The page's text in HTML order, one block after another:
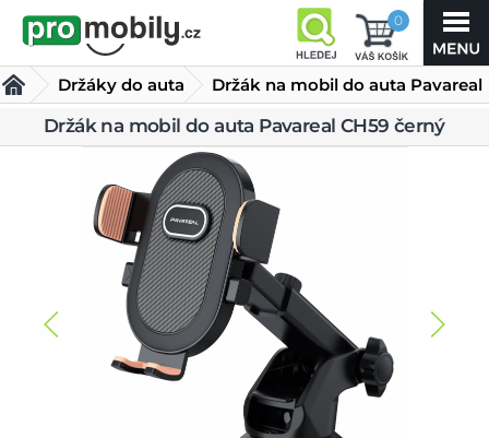
0
Držáky do auta
Držák na mobil do auta Pavareal
CH59 černý
Držák na mobil do auta Pavareal CH59 černý